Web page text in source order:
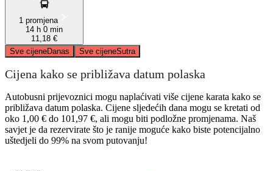
1 promjena
14 h 0 min
11,18 €
Sve cijeneDanas Sve cijeneSutra
Cijena kako se približava datum polaska
Autobusni prijevoznici mogu naplaćivati ​​više cijene karata kako se
približava datum polaska. Cijene sljedećih dana mogu se kretati od
oko 1,00 € do 101,97 €, ali mogu biti podložne promjenama. Naš
savjet je da rezervirate što je ranije moguće kako biste potencijalno
uštedjeli do 99% na svom putovanju!